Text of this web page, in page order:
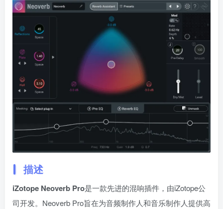
描述
iZotope Neoverb Pro是一款先进的混响插件，由iZotope公
司开发。Neoverb Pro旨在为音频制作人和音乐制作人提供高